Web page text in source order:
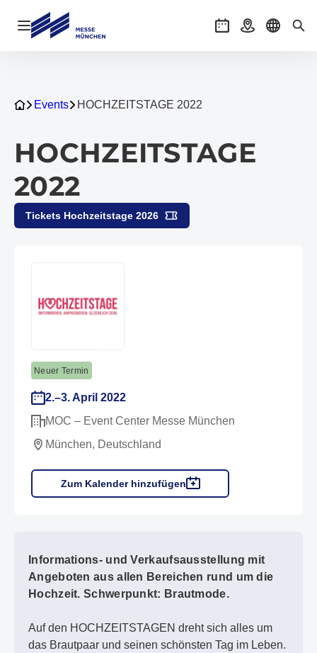
Navigation öffnen Veranstaltungen
AnreiseSprache
Events HOCHZEITSTAGE 2022
HOCHZEITSTAGE
2022
Tickets Hochzeitstage 2026
Neuer Termin
2.–3. April 2022
MOC – Event Center Messe München
München, Deutschland
Zum Kalender hinzufügen
Informations- und Verkaufsausstellung mit
Angeboten aus allen Bereichen rund um die
Hochzeit. Schwerpunkt: Brautmode.
Auf den HOCHZEITSTAGEN dreht sich alles um
das Brautpaar und seinen schönsten Tag im Leben.